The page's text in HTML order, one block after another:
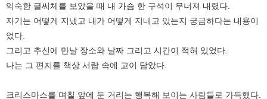
익숙한 글씨체를 보았을 때 내 가슴 한 구석이 무너져 내렸다.
자기는 어떻게 지냈고 내가 어떻게 지내고 있는지 궁금하다는 내용이
었다.
그리고 추신에 만날 장소와 날짜 그리고 시간이 적혀 있었다.
나는 그 편지를 책상 서랍 속에 고이 담았다.
크리스마스를 며칠 앞에 둔 거리는 행복해 보이는 사람들로 가득했다.